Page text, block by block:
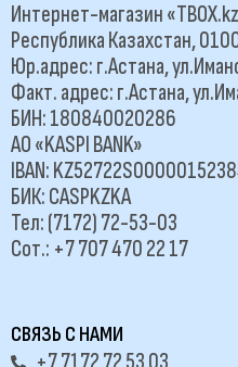
Интернет-магазин
Республика Казахстан,
Юр.адрес: г.Астана,
Факт. адрес: г.Астана,
БИН: 180840020286
АО «KASPI BANK»
IBAN:
БИК: CASPKZKA
Тел: (7172) 72-53-03
Сот.: +7 707 470 22 17
СВЯЗЬ С НАМИ